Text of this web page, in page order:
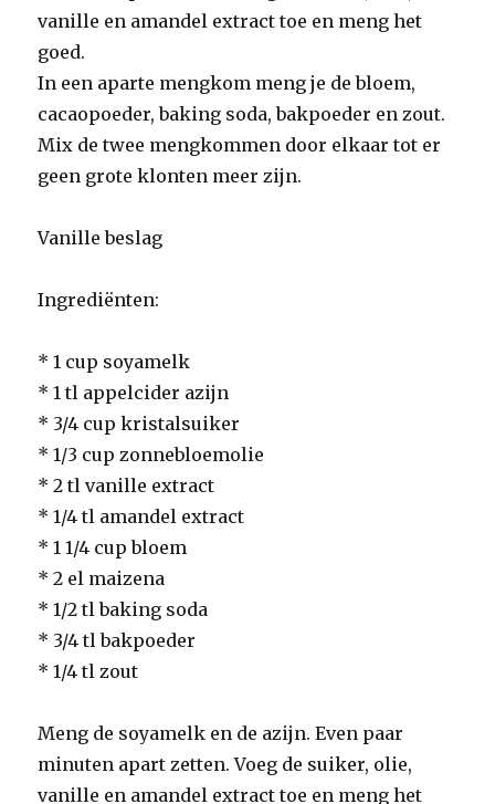
vanille en amandel extract toe en meng het
goed.
In een aparte mengkom meng je de bloem,
cacaopoeder, baking soda, bakpoeder en zout.
Mix de twee mengkommen door elkaar tot er
geen grote klonten meer zijn.
Vanille beslag
Ingrediënten:
* 1 cup soyamelk
* 1 tl appelcider azijn
* 3/4 cup kristalsuiker
* 1/3 cup zonnebloemolie
* 2 tl vanille extract
* 1/4 tl amandel extract
* 1 1/4 cup bloem
* 2 el maizena
* 1/2 tl baking soda
* 3/4 tl bakpoeder
* 1/4 tl zout
Meng de soyamelk en de azijn. Even paar
minuten apart zetten. Voeg de suiker, olie,
vanille en amandel extract toe en meng het